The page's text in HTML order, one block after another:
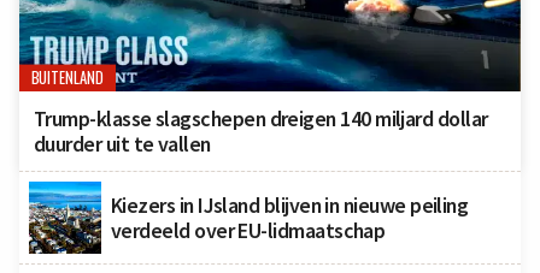
BUITENLAND
Trump-klasse slagschepen dreigen 140 miljard dollar
duurder uit te vallen
Kiezers in IJsland blijven in nieuwe peiling
verdeeld over EU-lidmaatschap